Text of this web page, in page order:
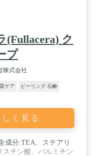
(Fullacera) ク
プ
株式会社
ケア ピーリング 石鹸
く見る
成分:TEA、ステアリ
スチン酸、パルミチン